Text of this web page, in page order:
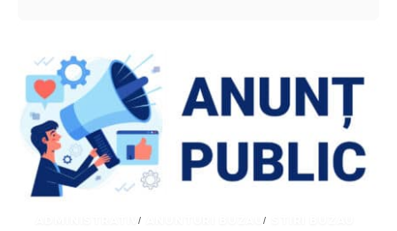
ADMINISTRATIV ANUNTURI BUZAU